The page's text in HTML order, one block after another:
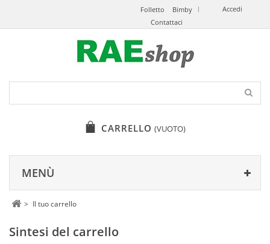
Accedi
Folletto
Bimby
Contattaci
CARRELLO (VUOTO)
MENÙ
> Il tuo carrello
Sintesi del carrello